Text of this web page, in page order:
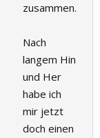
zusammen.
Nach
langem Hin
und Her
habe ich
mir jetzt
doch einen